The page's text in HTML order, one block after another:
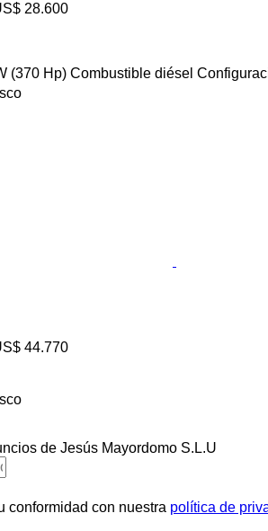
28.600
(370 Hp) Combustible diésel
44.770
de Jesús Mayordomo S.L.U
conformidad con nuestra política de